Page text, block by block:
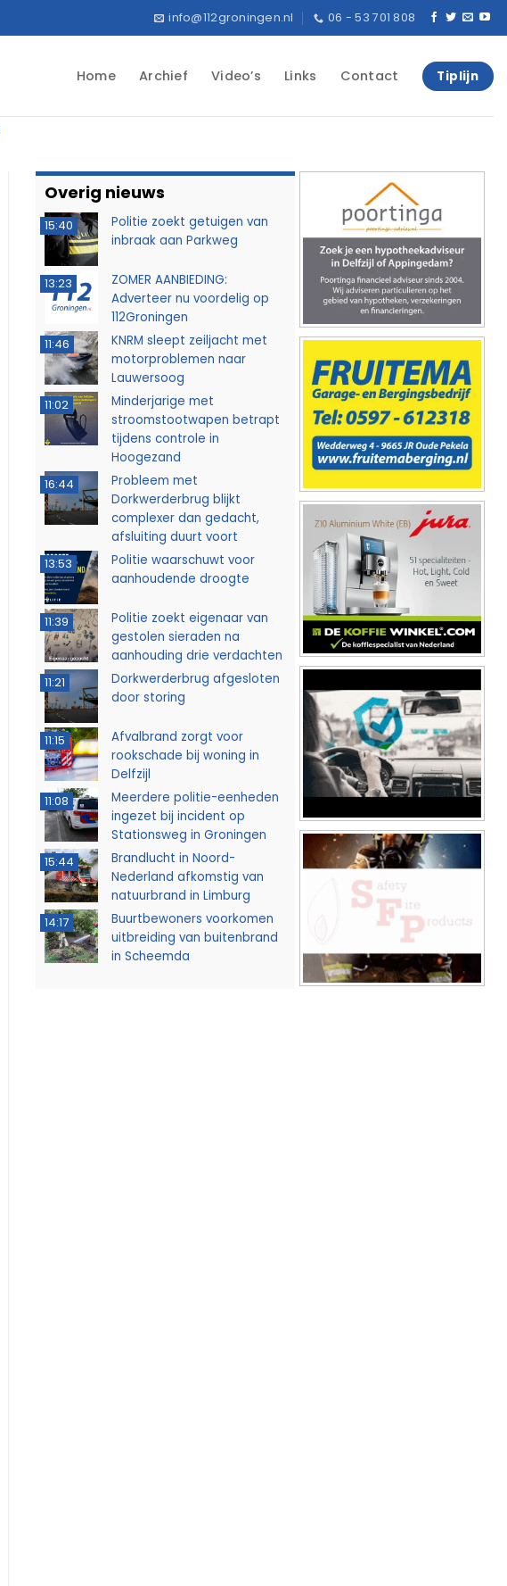
info@112groningen.nl 06 - 53 701 808
Home Archief Video’s Links Contact Tiplijn
Overig nieuws
15:40
Politie zoekt getuigen van
inbraak aan Parkweg
13:23
ZOMER AANBIEDING:
Adverteer nu voordelig op
112Groningen
11:46
KNRM sleept zeiljacht met
motorproblemen naar
Lauwersoog
11:02
Minderjarige met
stroomstootwapen betrapt
tijdens controle in
Hoogezand
16:44
Probleem met
Dorkwerderbrug blijkt
complexer dan gedacht,
afsluiting duurt voort
13:53
Politie waarschuwt voor
aanhoudende droogte
11:39
Politie zoekt eigenaar van
gestolen sieraden na
aanhouding drie verdachten
11:21
Dorkwerderbrug afgesloten
door storing
11:15
Afvalbrand zorgt voor
rookschade bij woning in
Delfzijl
11:08
Meerdere politie-eenheden
ingezet bij incident op
Stationsweg in Groningen
15:44
Brandlucht in Noord-
Nederland afkomstig van
natuurbrand in Limburg
14:17
Buurtbewoners voorkomen
uitbreiding van buitenbrand
in Scheemda